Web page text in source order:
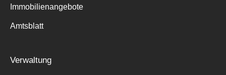
Immobilienangebote
Amtsblatt
Verwaltung